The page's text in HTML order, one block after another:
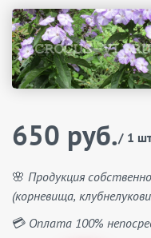
650 руб./ 1
🌸 Продукция
(корневища,
💳 Оплата 100%